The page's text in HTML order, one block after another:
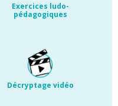
Exercices ludo-
pédagogiques
Décryptage vidéo